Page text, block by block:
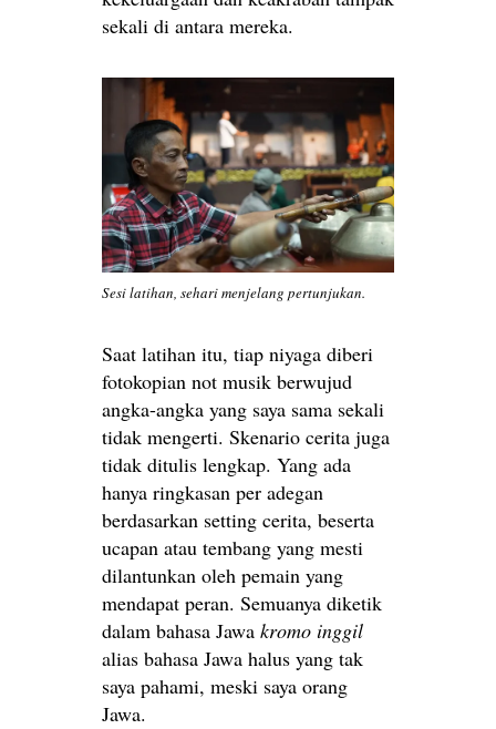
sekali di antara mereka.
Sesi latihan, sehari menjelang pertunjukan.
Saat latihan itu, tiap niyaga diberi
fotokopian not musik berwujud
angka-angka yang saya sama sekali
tidak mengerti. Skenario cerita juga
tidak ditulis lengkap. Yang ada
hanya ringkasan per adegan
berdasarkan setting cerita, beserta
ucapan atau tembang yang mesti
dilantunkan oleh pemain yang
mendapat peran. Semuanya diketik
dalam bahasa Jawa kromo inggil
alias bahasa Jawa halus yang tak
saya pahami, meski saya orang
Jawa.